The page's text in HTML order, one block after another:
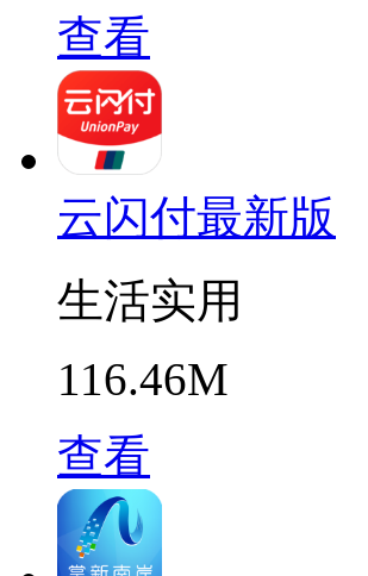
查看
云闪付最新版
生活实用
116.46M
查看